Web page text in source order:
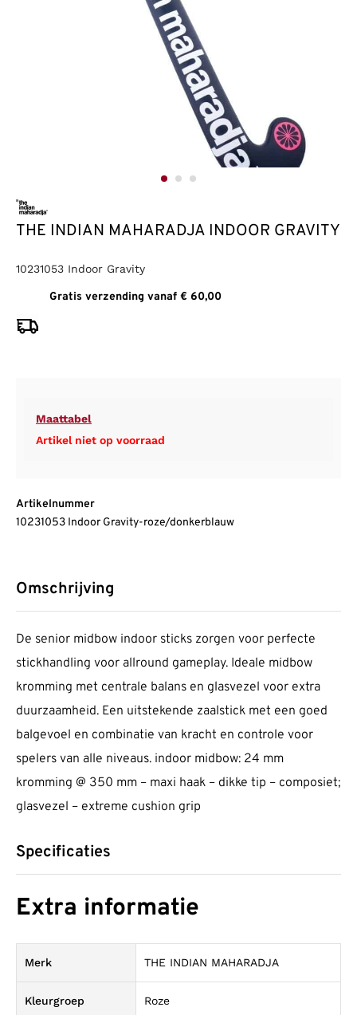
THE INDIAN MAHARADJA INDOOR GRAVITY
10231053 Indoor Gravity
Gratis verzending vanaf € 60,00
Maattabel
Artikel niet op voorraad
Artikelnummer
10231053 Indoor Gravity-roze/donkerblauw
Omschrijving
De senior midbow indoor sticks zorgen voor perfecte
stickhandling voor allround gameplay. Ideale midbow
kromming met centrale balans en glasvezel voor extra
duurzaamheid. Een uitstekende zaalstick met een goed
balgevoel en combinatie van kracht en controle voor
spelers van alle niveaus. indoor midbow: 24 mm
kromming @ 350 mm – maxi haak – dikke tip – composiet;
glasvezel – extreme cushion grip
Specificaties
Extra informatie
Merk THE INDIAN MAHARADJA
Kleurgroep Roze